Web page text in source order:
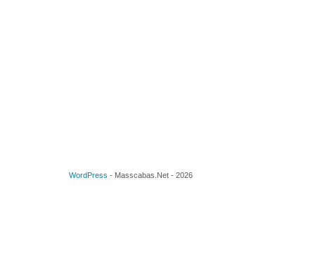
WordPress - Masscabas.Net - 2026